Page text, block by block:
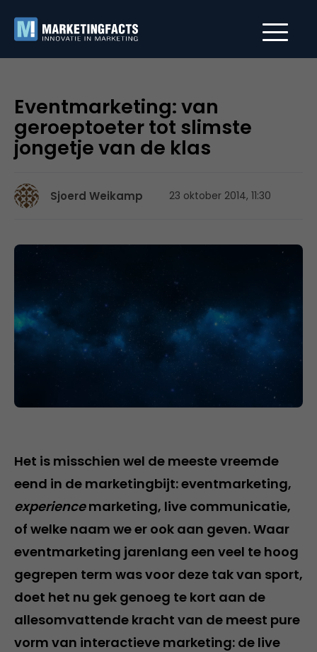
Eventmarketing: van
geroeptoeter tot slimste
jongetje van de klas
Sjoerd Weikamp 23 oktober 2014, 11:30
Het is misschien wel de meeste vreemde
eend in de marketingbijt: eventmarketing,
experiencemarketing, live communicatie,
of welke naam we er ook aan geven. Waar
eventmarketing jarenlang een veel te hoog
gegrepen term was voor deze tak van sport,
doet het nu gek genoeg te kort aan de
allesomvattende kracht van de meest pure
vorm van interactieve marketing: de live